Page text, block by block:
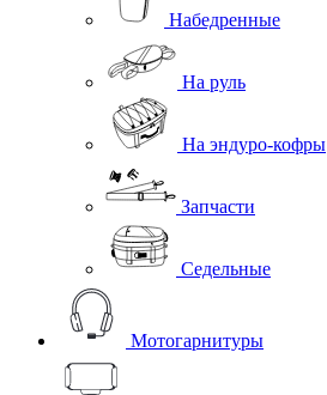
Набедренные
На руль
На эндуро-кофры
Запчасти
Седельные
Мотогарнитуры